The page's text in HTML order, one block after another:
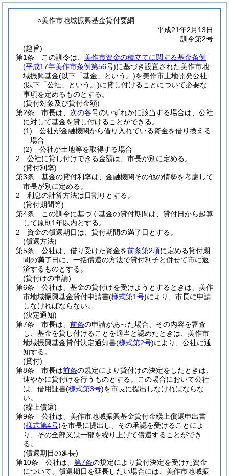
○美作市地域振興基金貸付要綱
平成21年2月13日
訓令第2号
(趣旨)
第1条
この訓令は、 美作市資金の積立てに関する基金条例
(平成17年美作市条例第56号)に基づき設置された美作市地
域振興基金(以下「基金」という。)を美作市土地開発公社
(以下「公社」という。)に貸し付けることについて必要な
事項を定めるものとする。
(貸付対象及び貸付金額)
第2条
市長は、 次の各号のいずれかに該当する場合は、公社
に対して基金を貸し付けることができる。
(1)
公社が金融機関から借り入れている資金を借り換える
場合
(2)
公社が土地等を取得する場合
2
公社に貸し付けできる金額は、市長が別に定める。
(貸付利率)
第3条
基金の貸付利率は、金融機関その他の情勢を考慮して
市長が別に定める。
2
利息の計算方法は日割りとする。
(貸付期間等)
第4条
この訓令に基づく基金の貸付期間は、貸付日から起算
して原則1年以内とする。
2
資金の償還期日は、貸付期間の満了日とする。
(償還方法)
第5条
公社は、借り受けた資金を前条第2項に定める貸付期
間の満了日に、一括償還の方法で貸付利子と併せて市に返
済するものとする。
(貸付けの申請)
第6条
公社は、基金の貸付けを受けようとするときは、美作
市地域振興基金貸付申請書(様式第1号)により、市長に申請
しなければならない。
(決定通知)
第7条
市長は、 前条の申請があった場合、その内容を審査
し、基金を貸し付けることを適当と認めたときは、美作市
地域振興基金貸付決定通知書(様式第2号)により、公社に通
知する。
(貸付)
第8条
市長は前条の規定により貸付けの決定をしたときは、
速やかに貸付けを行うものとする。
この場合において公社
は、借用証書(様式第3号)を市長に提出しなければならな
い。
(繰上償還)
第9条
公社は、美作市地域振興基金貸付金繰上償還申出書
(様式第4号)を市長に提出し、その承認を受けることによ
り、その全部又は一部を繰り上げて償還することができ
る。
(償還期日の延長)
第10条
公社は、 第7条の規定により貸付決定を受けた資金
について、償還期日を延長したい場合には、美作市地域振